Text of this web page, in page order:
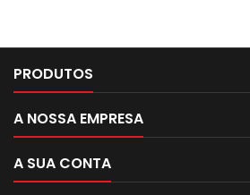
PRODUTOS
A NOSSA EMPRESA
A SUA CONTA